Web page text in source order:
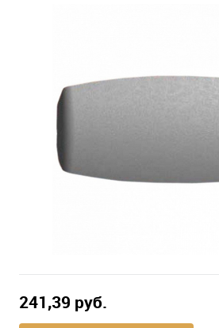
241,39 pуб.